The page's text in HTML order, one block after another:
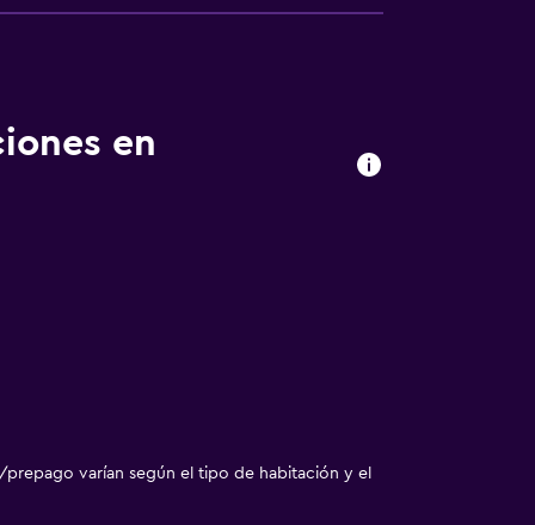
en
varían según el tipo de habitación y el